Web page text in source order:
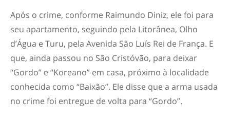
Após o crime, conforme Raimundo Diniz, ele foi para
seu apartamento, seguindo pela Litorânea, Olho
d’Água e Turu, pela Avenida São Luís Rei de França. E
que, ainda passou no São Cristóvão, para deixar
“Gordo” e “Koreano” em casa, próximo à localidade
conhecida como “Baixão”. Ele disse que a arma usada
no crime foi entregue de volta para “Gordo”.